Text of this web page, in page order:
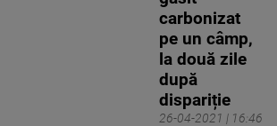
26-04-2021 | 16:46
carbonizat
pe un câmp,
la două zile
după
dispariție